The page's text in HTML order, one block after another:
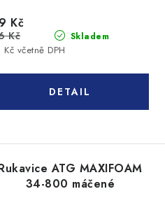
Skladem
Kč včetně DPH
Kč
Kč
ATG MAXIFOAM
34-800 máčené